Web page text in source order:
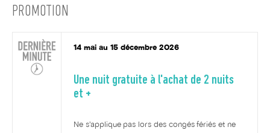
PROMOTION
14 mai au 15 décembre 2026
Une nuit gratuite à l'achat de 2 nuits
et +
Ne s'applique pas lors des congés fériés et ne